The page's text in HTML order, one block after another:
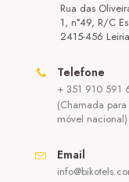
Rua das
1, n°49, R/C
2415-456 Leiria
Telefone
+ 351 910 591
(Chamada
móvel nacional)
Email